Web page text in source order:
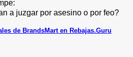
a juzgar por asesino o por feo?
de BrandsMart en Rebajas.Guru